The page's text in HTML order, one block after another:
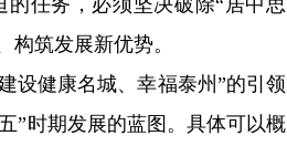
任务，必须坚决破除“居中思
筑发展新优势。
设健康名城、幸福泰州”的引领
”时期发展的蓝图。具体可以概